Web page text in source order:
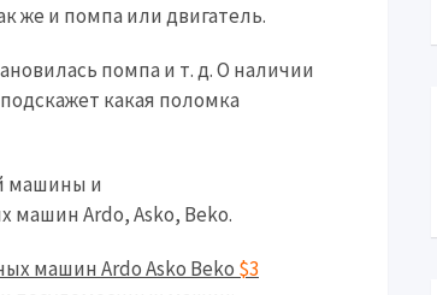
же и помпа или двигатель.
помпа и т. д. О наличии
какая поломка
машины и
машин Ardo, Asko, Beko.
машин Ardo Asko Beko $3